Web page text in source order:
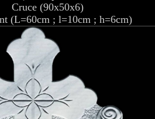
Cruce (90x50x6)
(L=60cm ; l=10cm ; h=6cm)